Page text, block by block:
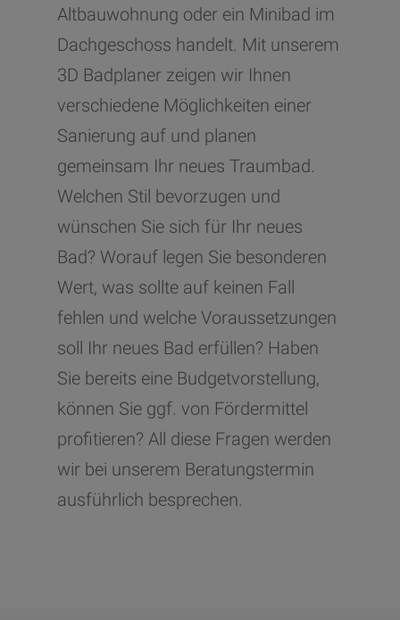
Altbauwohnung oder ein Minibad im
Dachgeschoss handelt. Mit unserem
3D Badplaner zeigen wir Ihnen
verschiedene Möglichkeiten einer
Sanierung auf und planen
gemeinsam Ihr neues Traumbad.
Welchen Stil bevorzugen und
wünschen Sie sich für Ihr neues
Bad? Worauf legen Sie besonderen
Wert, was sollte auf keinen Fall
fehlen und welche Voraussetzungen
soll Ihr neues Bad erfüllen? Haben
Sie bereits eine Budgetvorstellung,
können Sie ggf. von Fördermittel
profitieren? All diese Fragen werden
wir bei unserem Beratungstermin
ausführlich besprechen.